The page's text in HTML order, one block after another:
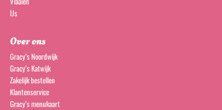
IJs
Over ons
Gracy’s Noordwijk
Gracy’s Katwijk
Zakelijk bestellen
Klantenservice
Gracy’s menukaart